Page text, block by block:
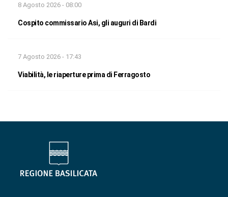
8 Agosto 2026 - 08:00
Cospito commissario Asi, gli auguri di Bardi
7 Agosto 2026 - 17:43
Viabilità, le riaperture prima di Ferragosto